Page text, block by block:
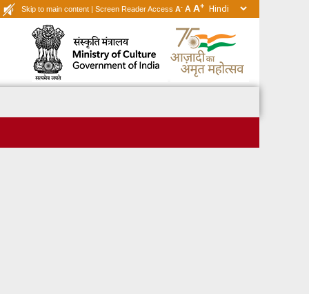
Skip to main content | Screen Reader Access A- A A+